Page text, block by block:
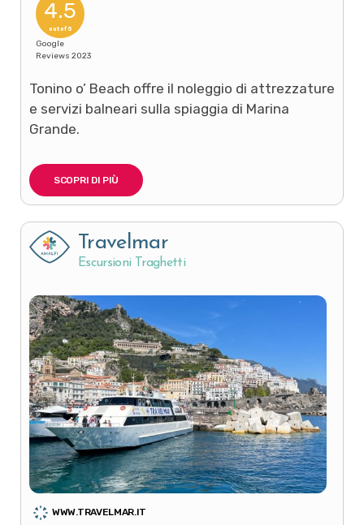
4.5
out of 5
Google
Reviews 2023
Tonino o’ Beach offre il noleggio di attrezzature
e servizi balneari sulla spiaggia di Marina
Grande.
SCOPRI DI PIÙ
Travelmar
Escursioni Traghetti
WWW.TRAVELMAR.IT